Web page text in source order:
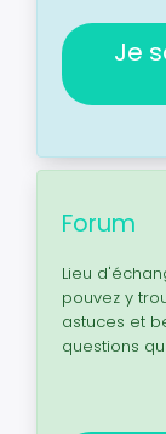
Je
Forum
Lieu
pouvez y
astuces et
questions